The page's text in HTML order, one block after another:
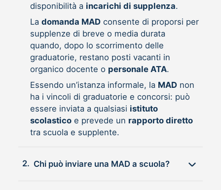
disponibilità a incarichi di supplenza.
La domanda MADconsente di proporsi per
supplenze di breve o media durata
quando, dopo lo scorrimento delle
graduatorie, restano posti vacanti in
organico docente o personale ATA.
Essendo un’istanza informale, la MADnon
ha i vincoli di graduatorie e concorsi: può
essere inviata a qualsiasi istituto
scolasticoe prevede un rapporto diretto
tra scuola e supplente.
2. Chi può inviare una MAD a scuola?